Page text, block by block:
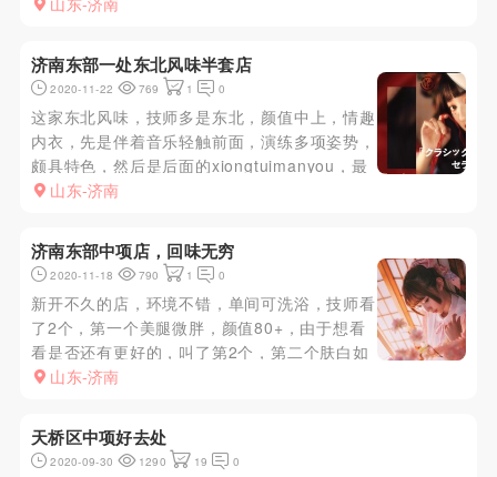
济南东部一处东北风味半套店
2020-11-22 769 1 0
这家东北风味，技师多是东北，颜值中上，情趣
内衣，先是伴着音乐轻触前面，演练多项姿势，
颇具特色，然后是后面的xiongtuimanyou，最
后口或手出，技师服务态度很好，值得体验。
山东-济南
济南东部中项店，回味无穷
2020-11-18 790 1 0
新开不久的店，环境不错，单间可洗浴，技师看
了2个，第一个美腿微胖，颜值80+，由于想看
看是否还有更好的，叫了第2个，第二个肤白如
玉，娇小靓丽，留下。莞式流程，细节不表，服
山东-济南
天桥区中项好去处
2020-09-30 1290 19 0